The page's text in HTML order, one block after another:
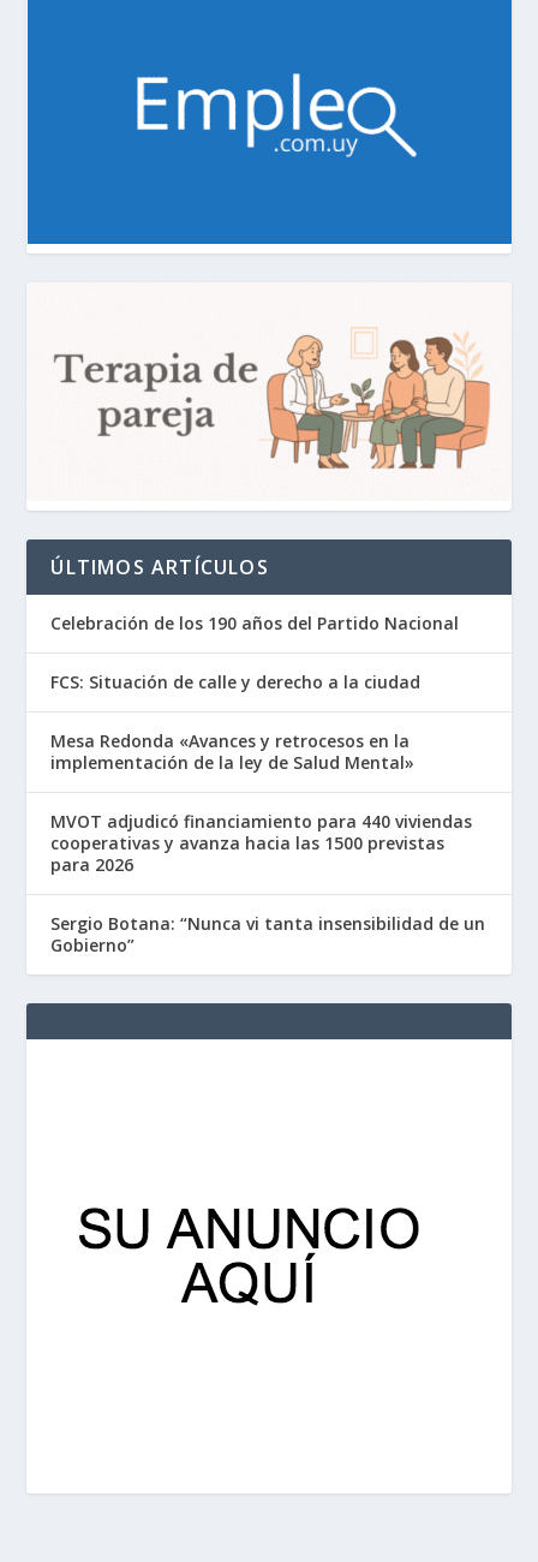
ÚLTIMOS ARTÍCULOS
Celebración de los 190 años del Partido Nacional
FCS: Situación de calle y derecho a la ciudad
Mesa Redonda «Avances y retrocesos en la
implementación de la ley de Salud Mental»
MVOT adjudicó financiamiento para 440 viviendas
cooperativas y avanza hacia las 1500 previstas
para 2026
Sergio Botana: “Nunca vi tanta insensibilidad de un
Gobierno”